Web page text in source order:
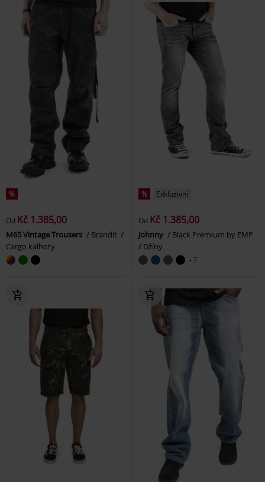
%
Od Kč 1.385,00
M65 Vintage Trousers
Brandit
Cargo kalhoty
% Exkluzivní
Od Kč 1.385,00
Johnny
Black Premium by EMP
Džíny
+7